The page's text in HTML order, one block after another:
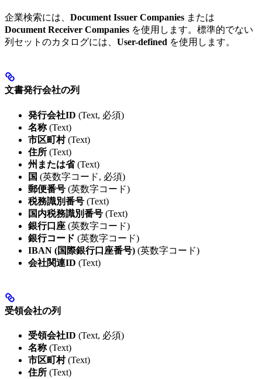
企業検索には、 Document Issuer Companies または
Document Receiver Companies を使用します。標準的でない
列セットのカタログには、 User-defined を使用します。
文書発行会社の列
発行会社ID (Text, 必須)
名称(Text)
市区町村(Text)
住所 (Text)
州または省(Text)
国 (英数字コード, 必須)
郵便番号 (英数字コード)
税務識別番号 (Text)
国内税務識別番号 (Text)
銀行口座 (英数字コード)
銀行コード (英数字コード)
IBAN (国際銀行口座番号) (英数字コード)
会社関連ID (Text)
受領会社の列
受領会社ID (Text, 必須)
名称(Text)
市区町村(Text)
住所 (Text)